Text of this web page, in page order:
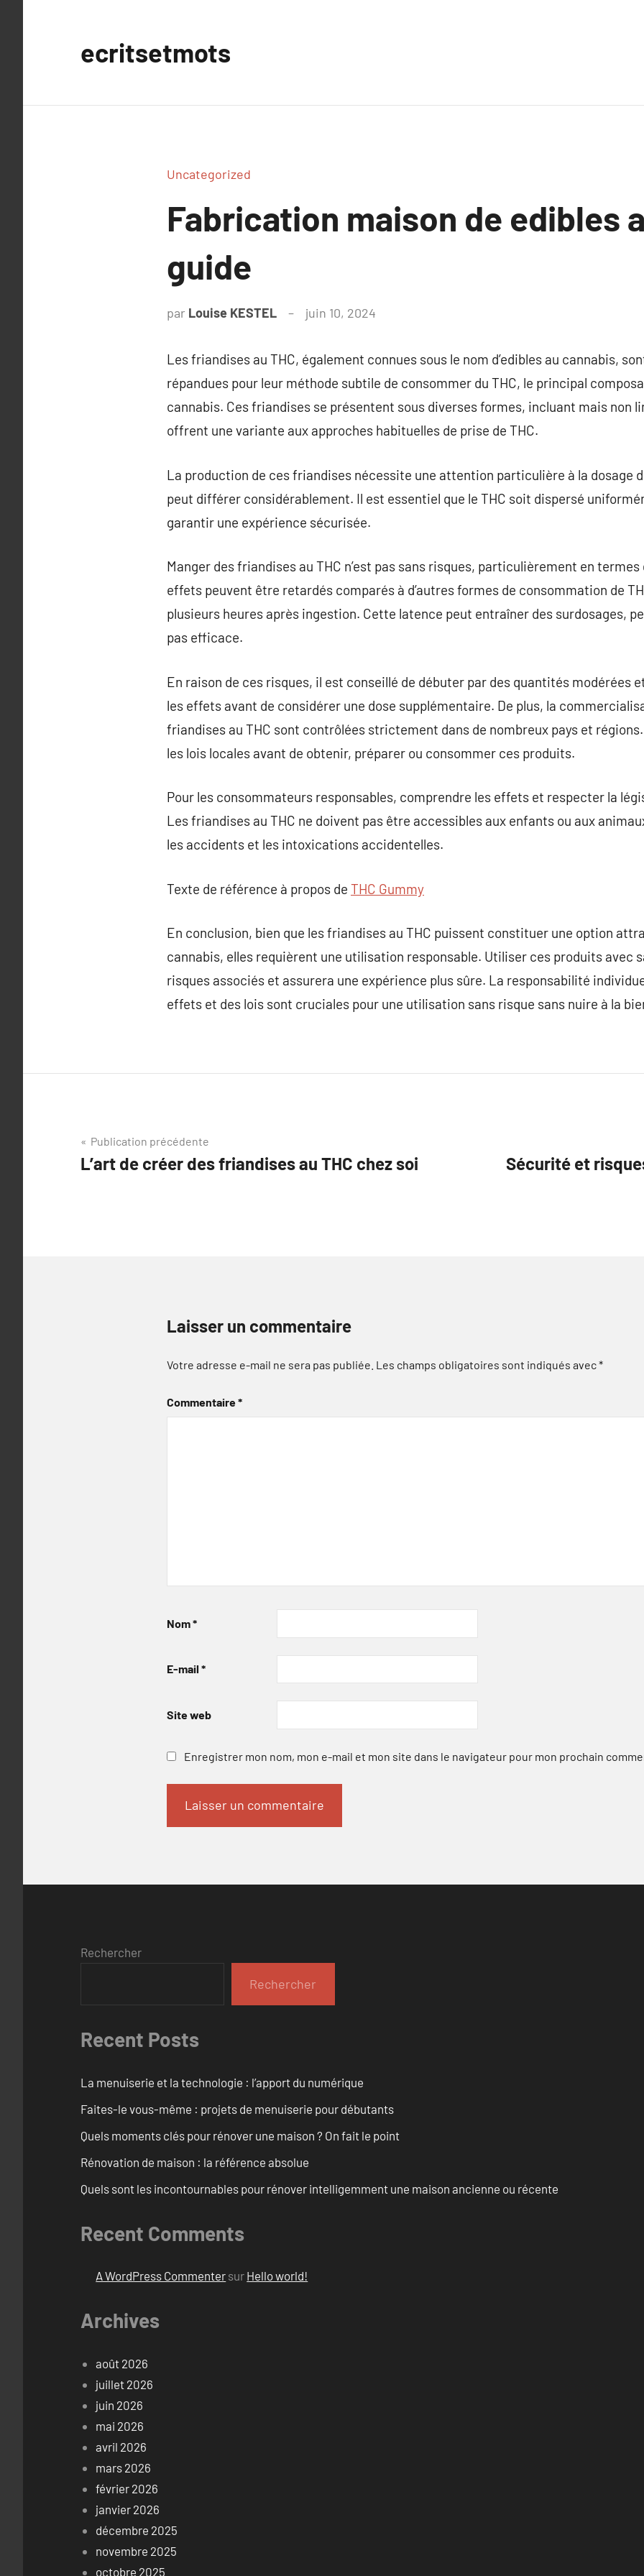
ecritsetmots
Uncategorized
Fabrication maison de edibles
guide
par Louise KESTEL juin 10, 2024
Les friandises au THC, également connues sous le nom d’edibles au cannabis,
répandues pour leur méthode subtile de consommer du THC, le principal
cannabis. Ces friandises se présentent sous diverses formes, incluant mais non
offrent une variante aux approches habituelles de prise de THC.
La production de ces friandises nécessite une attention particulière à la dosage
peut différer considérablement. Il est essentiel que le THC soit dispersé
garantir une expérience sécurisée.
Manger des friandises au THC n’est pas sans risques, particulièrement en
effets peuvent être retardés comparés à d’autres formes de consommation de
plusieurs heures après ingestion. Cette latence peut entraîner des surdosages,
pas efficace.
En raison de ces risques, il est conseillé de débuter par des quantités modérées
les effets avant de considérer une dose supplémentaire. De plus, la
friandises au THC sont contrôlées strictement dans de nombreux pays et
les lois locales avant de obtenir, préparer ou consommer ces produits.
Pour les consommateurs responsables, comprendre les effets et respecter la
Les friandises au THC ne doivent pas être accessibles aux enfants ou aux
les accidents et les intoxications accidentelles.
Texte de référence à propos de THC Gummy
En conclusion, bien que les friandises au THC puissent constituer une option
cannabis, elles requièrent une utilisation responsable. Utiliser ces produits avec
risques associés et assurera une expérience plus sûre. La responsabilité
effets et des lois sont cruciales pour une utilisation sans risque sans nuire à la
Navigation
de
Publication précédente
L’art de créer des friandises au THC chez soi
Sécurité et
Laisser un commentaire
Votre adresse e-mail ne sera pas publiée. Les champs obligatoires sont indiqués avec*
Commentaire*
Nom*
E-mail *
Site web
Enregistrer mon nom, mon e-mail et mon site dans le navigateur pour mon prochain
Rechercher
Rechercher
Recent Posts
La menuiserie et la technologie : l’apport du numérique
Faites-le vous-même : projets de menuiserie pour débutants
Quels moments clés pour rénover une maison ? On fait le point
Rénovation de maison : la référence absolue
Quels sont les incontournables pour rénover intelligemment une maison ancienne ou récente
Recent Comments
A WordPress Commenter sur Hello world!
Archives
août 2026
juillet 2026
juin 2026
mai 2026
avril 2026
mars 2026
février 2026
janvier 2026
décembre 2025
novembre 2025
octobre 2025